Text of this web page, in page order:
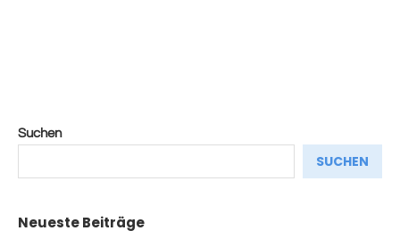
Suchen
SUCHEN
Neueste Beiträge